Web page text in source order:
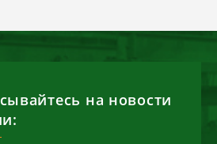
на новости